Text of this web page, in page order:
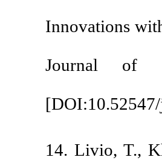
Innovations
Journal of
[
14. Livio‎, ‎T‎.,